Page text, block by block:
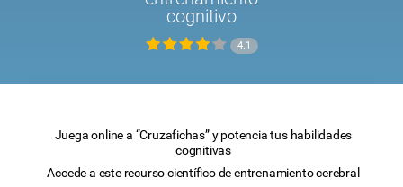
cognitivo
4.1
Juega online a “Cruzafichas” y potencia tus habilidades
cognitivas
Accede a este recurso científico de entrenamiento cerebral